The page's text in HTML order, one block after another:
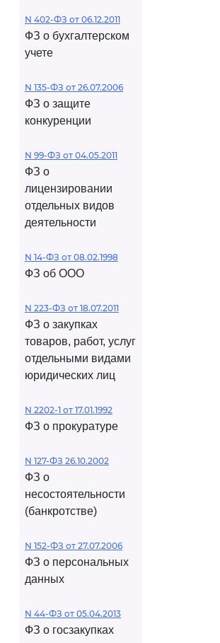
N 402-ФЗ от 06.12.2011
ФЗ о бухгалтерском
учете
N 135-ФЗ от 26.07.2006
ФЗ о защите
конкуренции
N 99-ФЗ от 04.05.2011
ФЗ о
лицензировании
отдельных видов
деятельности
N 14-ФЗ от 08.02.1998
ФЗ об ООО
N 223-ФЗ от 18.07.2011
ФЗ о закупках
товаров, работ, услуг
отдельными видами
юридических лиц
N 2202-1 от 17.01.1992
ФЗ о прокуратуре
N 127-ФЗ 26.10.2002
ФЗ о
несостоятельности
(банкротстве)
N 152-ФЗ от 27.07.2006
ФЗ о персональных
данных
N 44-ФЗ от 05.04.2013
ФЗ о госзакупках